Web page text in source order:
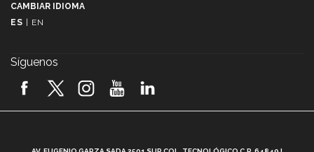
2026! (video)
CAMBIAR IDIOMA
ES | EN
Síguenos